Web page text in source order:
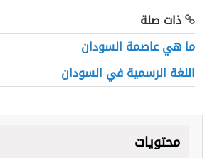
ذات صلة
ما هي عاصمة السودان
اللغة الرسمية في السودان
محتويات